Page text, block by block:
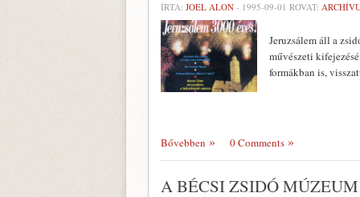
ÍRTA: JOEL ALON - 1995-09-01 ROVAT:
Jeruzsálem áll a
művészeti
formákban is,
Bővebben 0 Comments
A BÉCSI ZSIDÓ MÚZEUM